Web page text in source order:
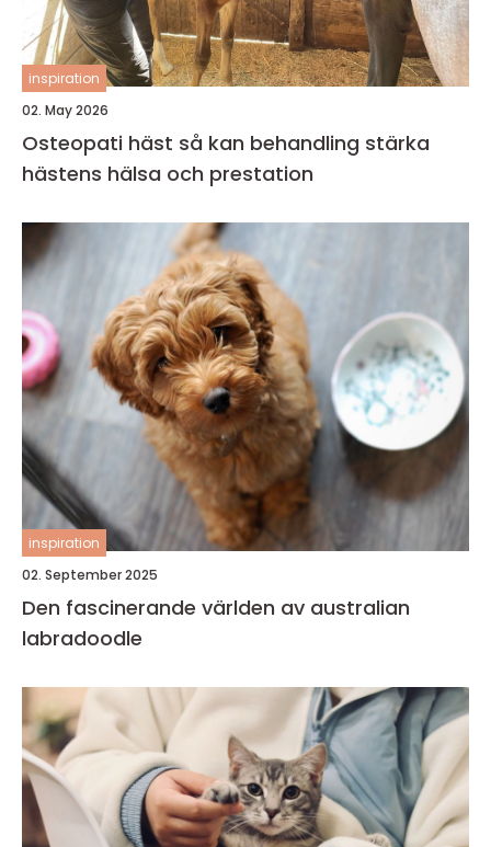
inspiration
02. May 2026
Osteopati häst så kan behandling stärka
hästens hälsa och prestation
inspiration
02. September 2025
Den fascinerande världen av australian
labradoodle